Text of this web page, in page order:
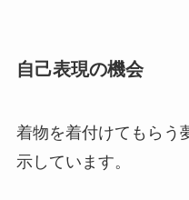
自己表現の機会
着物を着付けてもらう
示しています。